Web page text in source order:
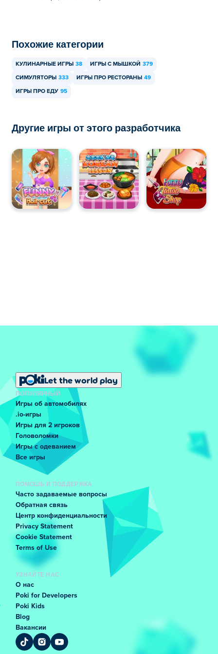
бесплатно на Poki.
компьютере и мобильных устройствах, таких как
телефоны и планшеты.
Похожие категории
КУЛИНАРНЫЕ ИГРЫ 38 ИГРЫ С МЫШКОЙ 379
СИМУЛЯТОРЫ 333 ИГРЫ ПРО РЕСТОРАНЫ 49
ИГРЫ ПРО ЕДУ 95
Другие игры от этого разработчика
Let the world play
ПОПУЛЯРНЫЙ
Игры об автомобилях
.io-игры
Игры для 2 игроков
Головоломки
Игры с одеванием
Все игры
ПОМОЩЬ И ПОДДЕРЖКА
Часто задаваемые вопросы
Обратная связь
Центр конфиденциальности
Privacy Statement
Cookie Statement
Terms of Use
УЗНАЙТЕ НАС
О нас
Poki for Developers
Poki Kids
Blog
Вакансии